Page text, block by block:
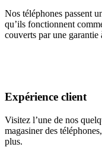
Nos téléphones passent
qu’ils fonctionnent
couverts par une
Expérience client
Visitez l’une de nos
magasiner des
plus.